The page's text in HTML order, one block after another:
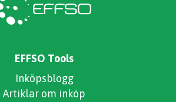
EFFSO Tools
Inköpsblogg
Artiklar om inköp